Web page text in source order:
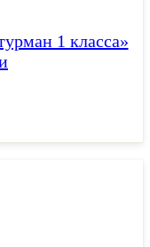
1 класса»